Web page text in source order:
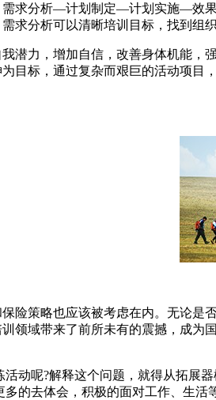
求分析—计划制定—计划实施—效
求分析可以清晰培训目标，找到组
潜力，增加自信，改善身体机能
目标，通过复杂而艰巨的活动项
险策略也应该被考虑在内。无论
领域带来了前所未有的震撼，成
动呢?解释这个问题，就得从拓展
多的去体会，积极的面对工作、生